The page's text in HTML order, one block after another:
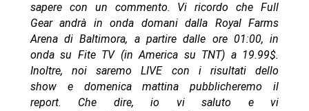
sapere con un commento. Vi ricordo che Full
Gear andrà in onda domani dalla Royal Farms
Arena di Baltimora, a partire dalle ore 01:00, in
onda su Fite TV (in America su TNT) a 19.99$.
Inoltre, noi saremo LIVE con i risultati dello
show e domenica mattina pubblicheremo il
report. Che dire, io vi saluto e vi